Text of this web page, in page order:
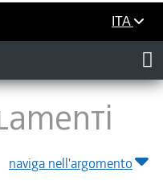
ITA
naviga nell'argomento